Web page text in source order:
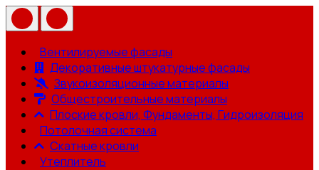
Вентилируемые фасады
Декоративные штукатурные фасады
Звукоизоляционные материалы
Общестроительные материалы
Плоские кровли, Фундаменты, Гидроизоляция
Потолочная система
Скатные кровли
Утеплитель